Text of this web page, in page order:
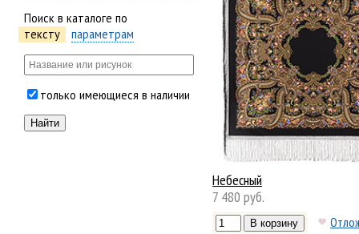
Поиск в каталоге по
тексту
параметрам
только имеющиеся в наличии
Небесный
7 480 руб.